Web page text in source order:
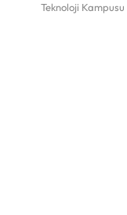
Teknoloji Kampusu